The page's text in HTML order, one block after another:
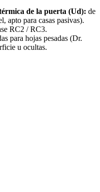
de la puerta (Ud): de
apto para casas pasivas).
RC2 / RC3.
para hojas pesadas (Dr.
u ocultas.